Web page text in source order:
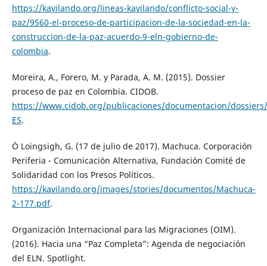
https://kavilando.org/lineas-kavilando/conflicto-social-y-
paz/9560-el-proceso-de-participacion-de-la-sociedad-en-la-
construccion-de-la-paz-acuerdo-9-eln-gobierno-de-
colombia.
Moreira, A., Forero, M. y Parada, A. M. (2015). Dossier
proceso de paz en Colombia. CIDOB.
https://www.cidob.org/publicaciones/documentacion/dossiers/
ES.
Ó Loingsigh, G. (17 de julio de 2017). Machuca. Corporación
Periferia - Comunicación Alternativa, Fundación Comité de
Solidaridad con los Presos Políticos.
https://kavilando.org/images/stories/documentos/Machuca-
2-177.pdf.
Organización Internacional para las Migraciones (OIM).
(2016). Hacia una “Paz Completa”: Agenda de negociación
del ELN. Spotlight.